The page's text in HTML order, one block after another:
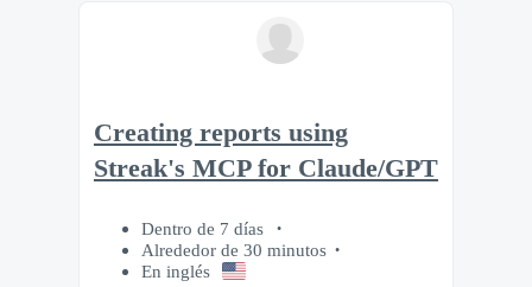
Creating reports using
Streak's MCP for Claude/GPT
Dentro de 7 días
Alrededor de 30 minutos
En inglés